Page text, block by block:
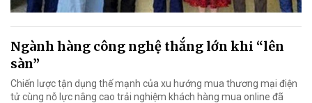
Ngành hàng công nghệ thắng lớn khi “lên
sàn”
Chiến lược tận dụng thế mạnh của xu hướng mua thương mại điện
tử cùng nỗ lực nâng cao trải nghiệm khách hàng mua online đã